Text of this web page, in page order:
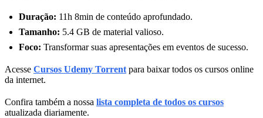
Duração: 11h 8min de conteúdo aprofundado.
Tamanho: 5.4 GB de material valioso.
Foco: Transformar suas apresentações em eventos de sucesso.
Acesse Cursos Udemy Torrent para baixar todos os cursos online
da internet.
Confira também a nossa lista completa de todos os cursos
atualizada diariamente.